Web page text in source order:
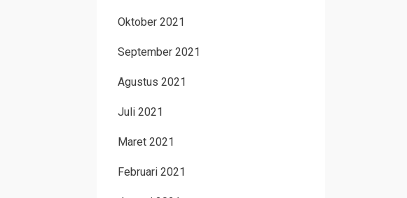
Oktober 2021
September 2021
Agustus 2021
Juli 2021
Maret 2021
Februari 2021